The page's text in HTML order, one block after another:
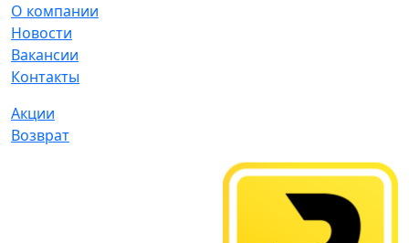
О компании
Новости
Вакансии
Контакты
Акции
Возврат